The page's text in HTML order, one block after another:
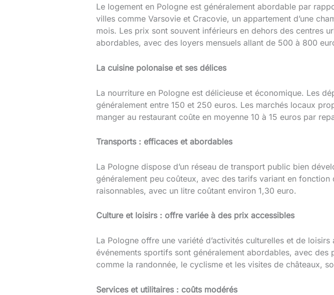
Le logement en Pologne est généralement abordable par
villes comme Varsovie et Cracovie, un appartement d’une
mois. Les prix sont souvent inférieurs en dehors des centres
abordables, avec des loyers mensuels allant de 500 à 800
La cuisine polonaise et ses délices
La nourriture en Pologne est délicieuse et économique. Les
généralement entre 150 et 250 euros. Les marchés locaux
manger au restaurant coûte en moyenne 10 à 15 euros par
Transports : efficaces et abordables
La Pologne dispose d’un réseau de transport public bien
généralement peu coûteux, avec des tarifs variant en fonction
raisonnables, avec un litre coûtant environ 1,30 euro.
Culture et loisirs : offre variée à des prix accessibles
La Pologne offre une variété d’activités culturelles et de
événements sportifs sont généralement abordables, avec
comme la randonnée, le cyclisme et les visites de châteaux,
Services et utilitaires : coûts modérés